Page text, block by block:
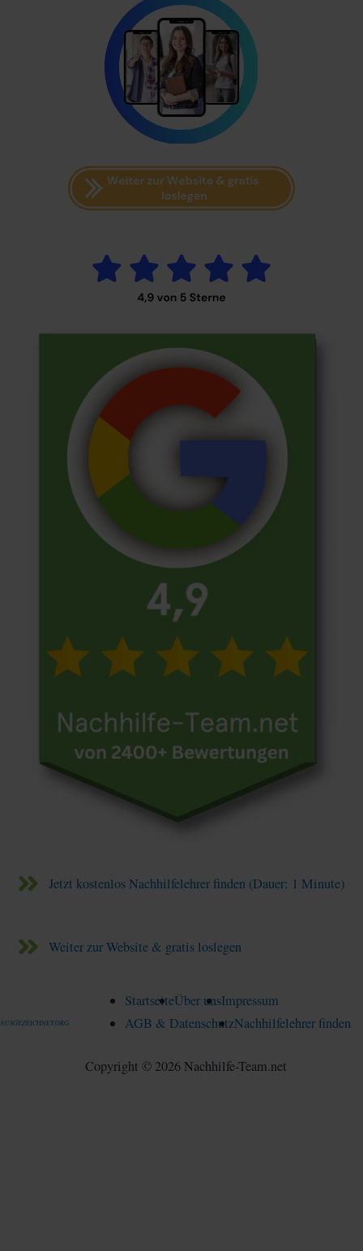
Jetzt kostenlos Nachhilfelehrer finden (Dauer: 1 Minute)
Weiter zur Website & gratis loslegen
AUSGEZEICHNET.ORG
StartseiteÜber unsImpressum
AGB & DatenschutzNachhilfelehrer finden
Copyright © 2026 Nachhilfe-Team.net